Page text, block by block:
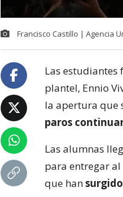
Francisco Castillo | Agencia
Las estudiantes
plantel, Ennio
la apertura que
paros
Las alumnas
para entregar
que han